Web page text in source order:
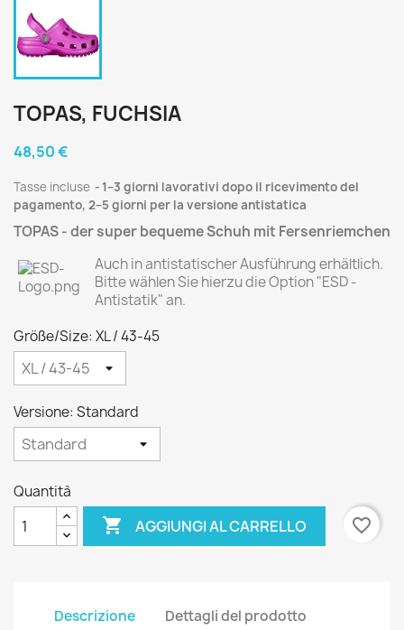
TOPAS, FUCHSIA
48,50 €
Tasse incluse
1–3 giorni lavorativi dopo il ricevimento del
pagamento, 2–5 giorni per la versione antistatica
TOPAS - der super bequeme Schuh mit Fersenriemchen
Auch in antistatischer Ausführung erhältlich.
Bitte wählen Sie hierzu die Option "ESD -
Antistatik" an.
Größe/Size: XL / 43-45
Versione: Standard
Quantità
 AGGIUNGI AL CARRELLO favorite_border
Descrizione
Dettagli del prodotto